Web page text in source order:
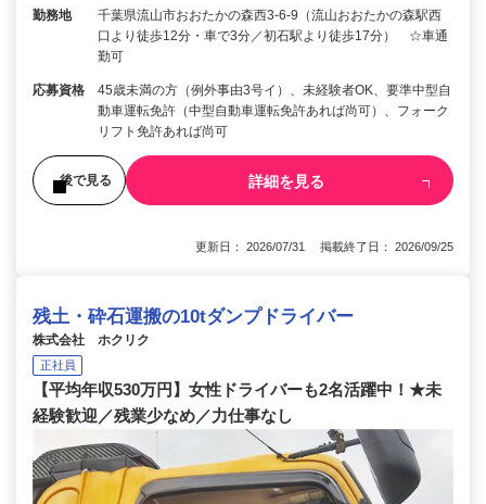
勤務地
千葉県流山市おおたかの森西3-6-9（流山おおたかの森駅西
口より徒歩12分・車で3分／初石駅より徒歩17分） ☆車通
勤可
応募資格
45歳未満の方（例外事由3号イ）、未経験者OK、要準中型自
動車運転免許（中型自動車運転免許あれば尚可）、フォーク
リフト免許あれば尚可
後で見る 詳細を見る
更新日： 2026/07/31 掲載終了日： 2026/09/25
残土・砕石運搬の10tダンプドライバー
株式会社 ホクリク
正社員
【平均年収530万円】女性ドライバーも2名活躍中！★未
経験歓迎／残業少なめ／力仕事なし